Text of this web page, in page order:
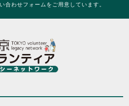
合わせフォームをご用意しています。